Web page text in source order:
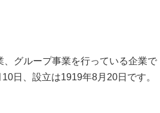
グループ事業を行っている企業で
日、設立は1919年8月20日です。